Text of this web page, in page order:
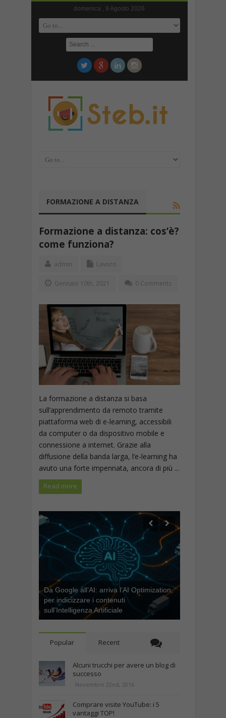
domenica , 9 Agosto 2026
FORMAZIONE A DISTANZA
Formazione a distanza: cos’è?
come funziona?
admin Lavoro
Gennaio 10th, 2021 0 Comments
La formazione a distanza si basa
sull’apprendimento da remoto tramite
piattaforma web di e-learning, accessibili
da computer o da dispositivo mobile e
connessione a internet. Grazie alla
diffusione della banda larga, l’e-learning ha
avuto una forte impennata, ancora di più ...
Read more
Da Google all’AI: arriva l’AI Optimization,
per indicizzare i contenuti
sull’Intelligenza Artificiale
Popular Recent
Alcuni trucchi per avere un blog di
successo
Novembre 22nd, 2016
Comprare visite YouTube: i 5
vantaggi TOP!